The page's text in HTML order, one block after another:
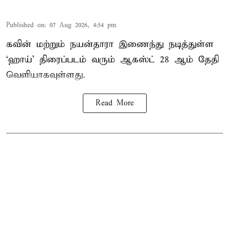
Published on: 07 Aug 2026, 4:54 pm
கவின் மற்றும் நயன்தாரா இணைந்து நடித்துள்ள
‘ஹாய்’ திரைப்படம் வரும் ஆகஸ்ட் 28 ஆம் தேதி
வெளியாகவுள்ளது.
Read More